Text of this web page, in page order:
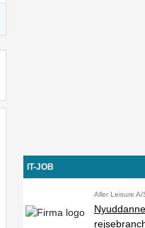
IT-JOB
Aller Leisure A/